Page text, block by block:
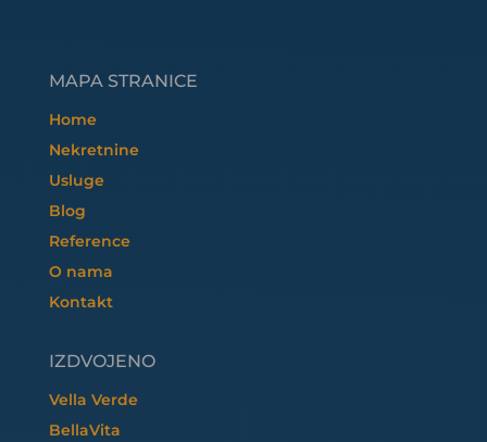
MAPA STRANICE
Home
Nekretnine
Usluge
Blog
Reference
O nama
Kontakt
IZDVOJENO
Vella Verde
BellaVita